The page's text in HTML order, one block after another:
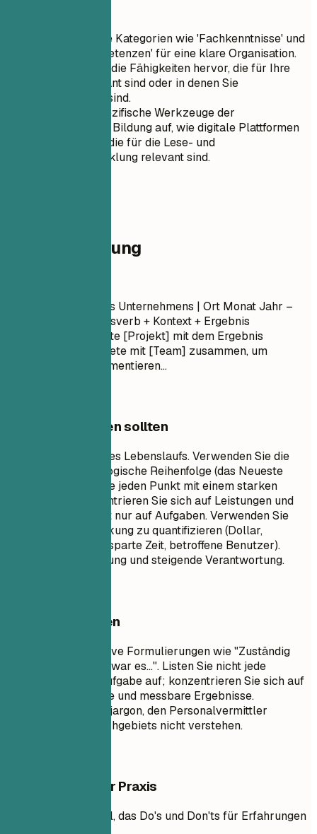
Verwenden Sie Kategorien wie 'Fachkenntnisse' und
'Soziale Kompetenzen' für eine klare Organisation.
Heben Sie nur die Fähigkeiten hervor, die für Ihre
Position relevant sind oder in denen Sie
hervorragend sind.
Führen Sie spezifische Werkzeuge der
frühkindlichen Bildung auf, wie digitale Plattformen
und Software, die für die Lese- und
Schreibentwicklung relevant sind.
Berufserfahrung
| Name des Unternehmens | Ort Monat Jahr –
- Aktionsverb + Kontext + Ergebnis
(quantifiziert) - Leitete [Projekt] mit dem Ergebnis
[Ergebnis]... - Arbeitete mit [Team] zusammen, um
[Funktion] zu implementieren...
Worauf Sie achten sollten
Dies ist der Kern Ihres Lebenslaufs. Verwenden Sie die
umgekehrt-chronologische Reihenfolge (das Neueste
zuerst). Beginnen Sie jeden Punkt mit einem starken
Aktionsverb. Konzentrieren Sie sich auf Leistungen und
Auswirkungen, nicht nur auf Aufgaben. Verwenden Sie
Zahlen, um Ihre Wirkung zu quantifizieren (Dollar,
Prozentsätze, eingesparte Zeit, betroffene Benutzer).
Zeigen Sie Entwicklung und steigende Verantwortung.
Besser vermeiden
Vermeiden Sie passive Formulierungen wie "Zuständig
für..." oder "Aufgabe war es...". Listen Sie nicht jede
einzelne tägliche Aufgabe auf; konzentrieren Sie sich auf
bedeutende Beiträge und messbare Ergebnisse.
Vermeiden Sie Fachjargon, den Personalvermittler
außerhalb Ihres Fachgebiets nicht verstehen.
Beispiele aus der Praxis
Praktisches Beispiel, das Do's und Don'ts für Erfahrungen